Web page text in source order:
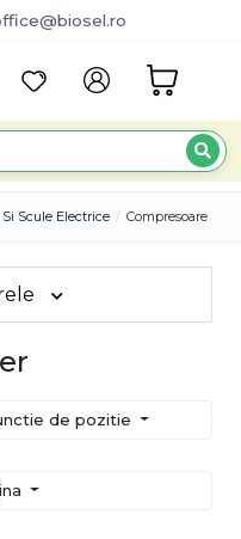
Scule Electrice Compresoare De
de pozitie